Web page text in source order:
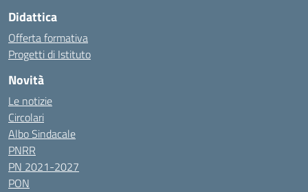
Didattica
Offerta formativa
Progetti di Istituto
Novità
Le notizie
Circolari
Albo Sindacale
PNRR
PN 2021-2027
PON